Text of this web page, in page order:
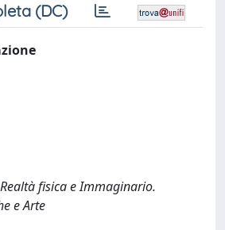
(DC)
fisica e Immaginario.
e Arte